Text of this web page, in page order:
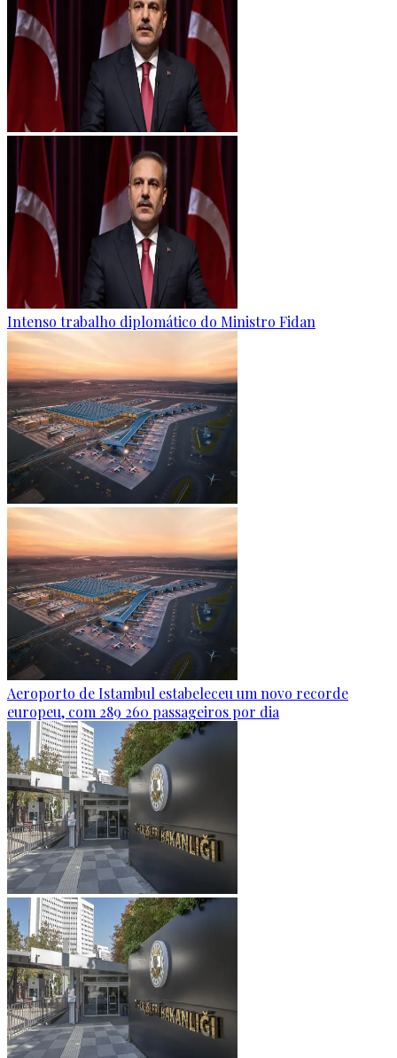
Intenso trabalho diplomático do Ministro Fidan
Aeroporto de Istambul estabeleceu um novo recorde
europeu, com 289 260 passageiros por dia